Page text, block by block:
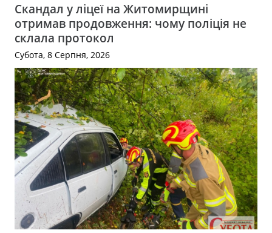
Скандал у ліцеї на Житомирщині
отримав продовження: чому поліція не
склала протокол
Субота, 8 Серпня, 2026